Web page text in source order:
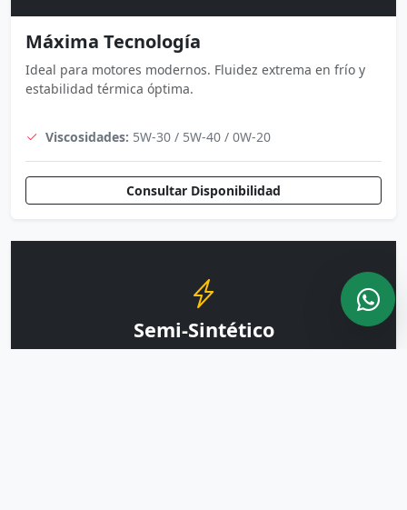
Máxima Tecnología
Ideal para motores modernos. Fluidez extrema en frío y
estabilidad térmica óptima.
Viscosidades: 5W-30 / 5W-40 / 0W-20
Consultar Disponibilidad
Semi-Sintético